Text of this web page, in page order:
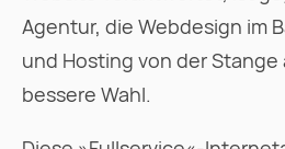
Agentur, die Webdesign im
und Hosting von der
bessere Wahl.